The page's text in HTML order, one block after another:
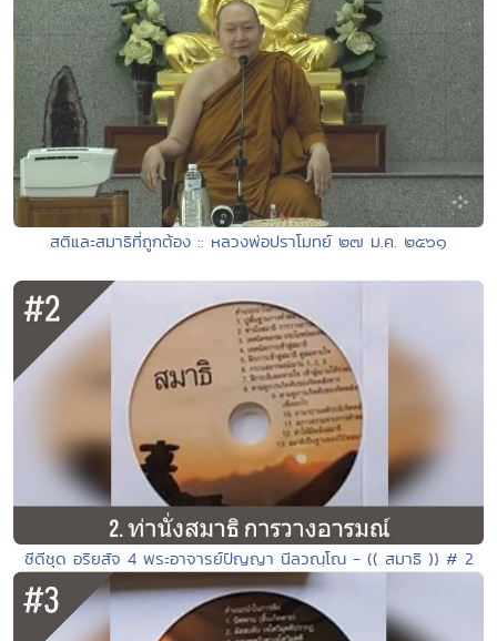
สติและสมาธิที่ถูกต้อง :: หลวงพ่อปราโมทย์ ๒๗ ม.ค. ๒๕๖๑
ซีดีชุด อริยสัจ 4 พระอาจารย์ปัญญา นีลวณฺโณ - (( สมาธิ )) # 2